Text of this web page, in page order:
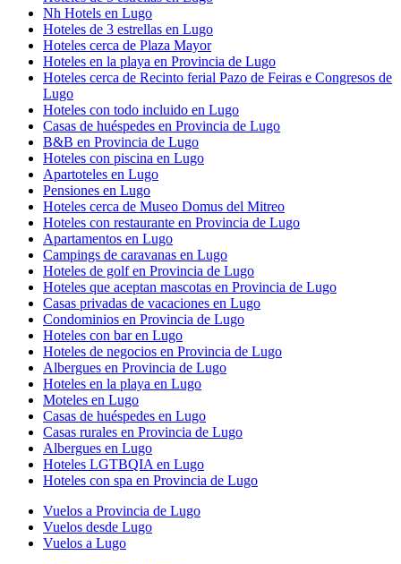
Nh Hotels en Lugo
Hoteles de 3 estrellas en Lugo
Hoteles cerca de Plaza Mayor
Hoteles en la playa en Provincia de Lugo
Hoteles cerca de Recinto ferial Pazo de Feiras e Congresos de
Lugo
Hoteles con todo incluido en Lugo
Casas de huéspedes en Provincia de Lugo
B&B en Provincia de Lugo
Hoteles con piscina en Lugo
Apartoteles en Lugo
Pensiones en Lugo
Hoteles cerca de Museo Domus del Mitreo
Hoteles con restaurante en Provincia de Lugo
Apartamentos en Lugo
Campings de caravanas en Lugo
Hoteles de golf en Provincia de Lugo
Hoteles que aceptan mascotas en Provincia de Lugo
Casas privadas de vacaciones en Lugo
Condominios en Provincia de Lugo
Hoteles con bar en Lugo
Hoteles de negocios en Provincia de Lugo
Albergues en Provincia de Lugo
Hoteles en la playa en Lugo
Moteles en Lugo
Casas de huéspedes en Lugo
Casas rurales en Provincia de Lugo
Albergues en Lugo
Hoteles LGTBQIA en Lugo
Hoteles con spa en Provincia de Lugo
Vuelos a Provincia de Lugo
Vuelos desde Lugo
Vuelos a Lugo